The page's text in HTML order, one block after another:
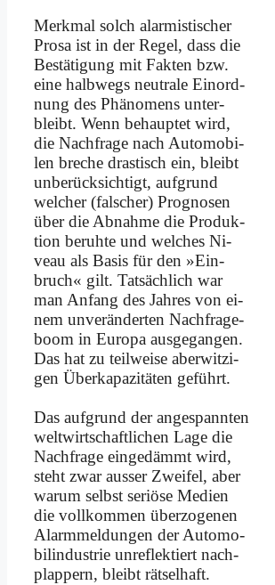
Merk­mal solch alar­mi­sti­scher
Pro­sa ist in der Re­gel, dass die
Be­stä­ti­gung mit Fak­ten bzw.
ei­ne halb­wegs neu­tra­le Ein­ord­
nung des Phä­no­mens un­ter­
bleibt. Wenn be­haup­tet wird,
die Nach­fra­ge nach Au­to­mo­bi­
len bre­che dra­stisch ein, bleibt
un­be­rück­sich­tigt, auf­grund
wel­cher (fal­scher) Pro­gno­sen
über die Ab­nah­me die Pro­duk­
ti­on be­ruh­te und wel­ches Ni­
veau als Ba­sis für den »Ein­
bruch« gilt. Tat­säch­lich war
man An­fang des Jah­res von ei­
nem un­ver­än­der­ten Nach­fra­ge­
boom in Eu­ro­pa aus­ge­gan­gen.
Das hat zu teil­wei­se aber­wit­zi­
gen Über­ka­pa­zi­tä­ten ge­führt.
Das auf­grund der an­ge­spann­ten
welt­wirt­schaft­li­chen La­ge die
Nach­fra­ge ein­ge­dämmt wird,
steht zwar au­sser Zwei­fel, aber
war­um selbst se­riö­se Me­di­en
die voll­kom­men über­zo­ge­nen
Alarm­mel­dun­gen der Au­to­mo­
bil­in­du­strie un­re­flek­tiert nach­
plap­pern, bleibt rät­sel­haft.